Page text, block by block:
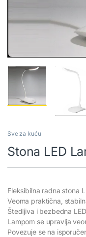
Sve za kuću
Stona LED
Fleksibilna radna stona
Veoma praktična,
Štedljiva i bezbedna
Lampom se upravlja
Povezuje se na